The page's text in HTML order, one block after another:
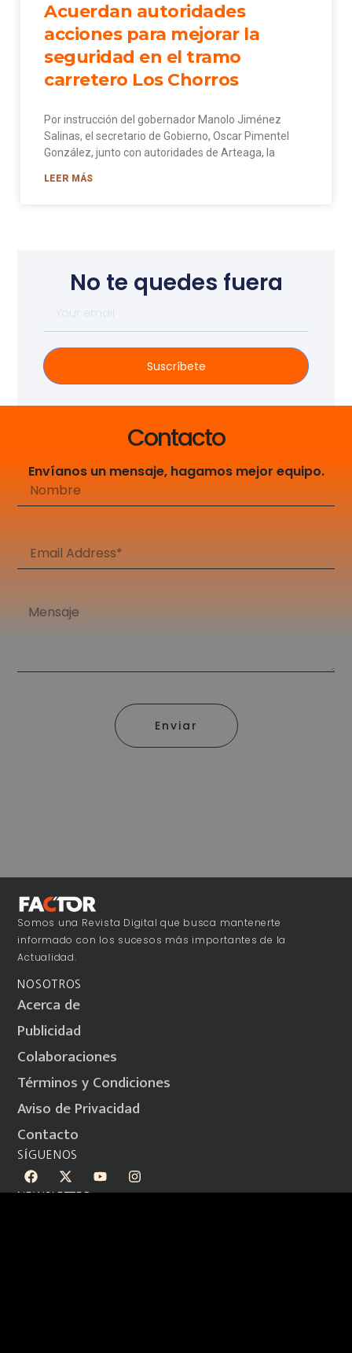
Acuerdan autoridades
acciones para mejorar la
seguridad en el tramo
carretero Los Chorros
Por instrucción del gobernador Manolo Jiménez
Salinas, el secretario de Gobierno, Oscar Pimentel
González, junto con autoridades de Arteaga, la
LEER MÁS
No te quedes fuera
Suscríbete
Contacto
Envíanos un mensaje, hagamos mejor equipo.
Enviar
Somos una Revista Digital que busca mantenerte
informado con los sucesos más importantes de la
Actualidad.
NOSOTROS
Acerca de
Publicidad
Colaboraciones
Términos y Condiciones
Aviso de Privacidad
Contacto
SÍGUENOS